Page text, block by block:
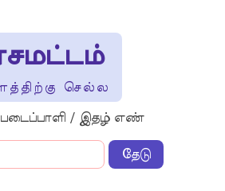
செல்ல
படைப்பாளி / இதழ் எண்